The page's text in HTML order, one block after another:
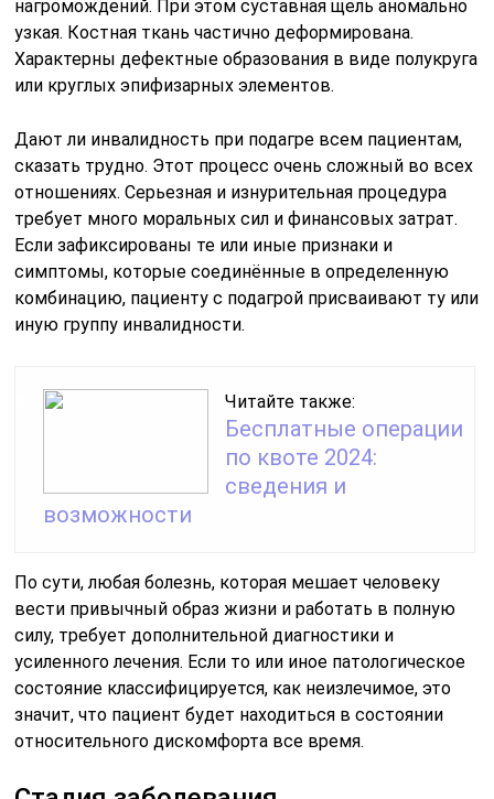
нагромождений. При этом суставная щель аномально
узкая. Костная ткань частично деформирована.
Характерны дефектные образования в виде полукруга
или круглых эпифизарных элементов.
Дают ли инвалидность при подагре всем пациентам,
сказать трудно. Этот процесс очень сложный во всех
отношениях. Серьезная и изнурительная процедура
требует много моральных сил и финансовых затрат.
Если зафиксированы те или иные признаки и
симптомы, которые соединённые в определенную
комбинацию, пациенту с подагрой присваивают ту или
иную группу инвалидности.
Читайте также:
Бесплатные операции
по квоте 2024:
сведения и
возможности
По сути, любая болезнь, которая мешает человеку
вести привычный образ жизни и работать в полную
силу, требует дополнительной диагностики и
усиленного лечения. Если то или иное патологическое
состояние классифицируется, как неизлечимое, это
значит, что пациент будет находиться в состоянии
относительного дискомфорта все время.